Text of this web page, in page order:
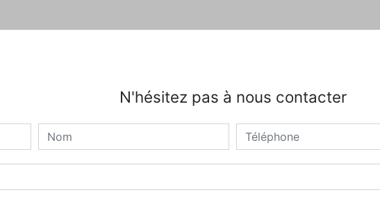
N'hésitez pas à nous contacter